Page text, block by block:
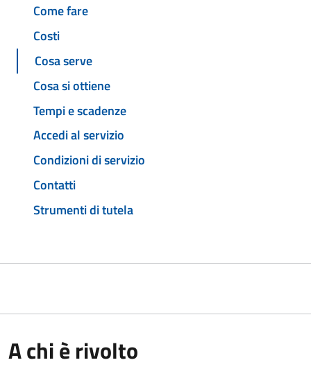
Come fare
Costi
Cosa serve
Cosa si ottiene
Tempi e scadenze
Accedi al servizio
Condizioni di servizio
Contatti
Strumenti di tutela
A chi è rivolto